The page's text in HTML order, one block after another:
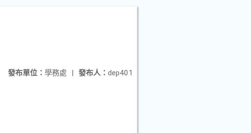
發布人： dep401
發布單位： 學務處 |